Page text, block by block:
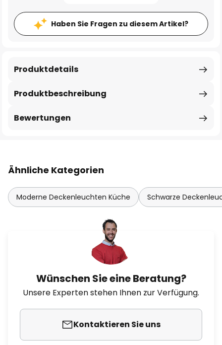
Haben Sie Fragen zu diesem Artikel?
Produktbeschreibung
Produktdetails
Bewertungen
Ähnliche Kategorien
Moderne Deckenleuchten Küche Schwarze
Wünschen Sie eine Beratung?
Unsere Experten stehen Ihnen zur Verfügung.
Kontaktieren Sie uns